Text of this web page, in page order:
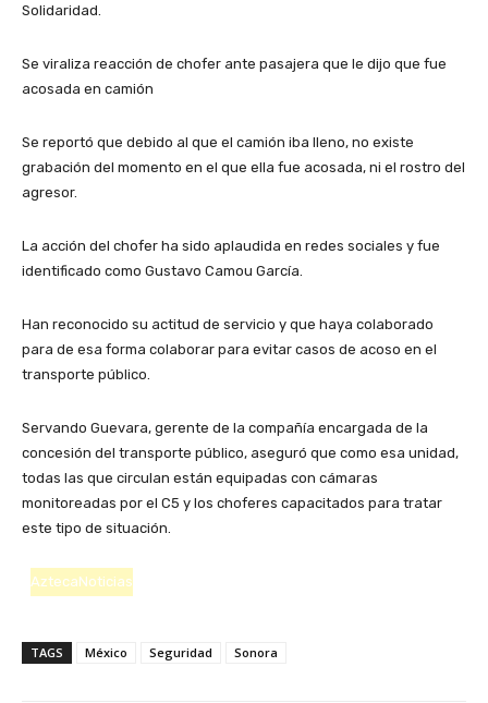
Solidaridad.
Se viraliza reacción de chofer ante pasajera que le dijo que fue
acosada en camión
Se reportó que debido al que el camión iba lleno, no existe
grabación del momento en el que ella fue acosada, ni el rostro del
agresor.
La acción del chofer ha sido aplaudida en redes sociales y fue
identificado como Gustavo Camou García.
Han reconocido su actitud de servicio y que haya colaborado
para de esa forma colaborar para evitar casos de acoso en el
transporte público.
Servando Guevara, gerente de la compañía encargada de la
concesión del transporte público, aseguró que como esa unidad,
todas las que circulan están equipadas con cámaras
monitoreadas por el C5 y los choferes capacitados para tratar
este tipo de situación.
AztecaNoticias
TAGS México Seguridad Sonora